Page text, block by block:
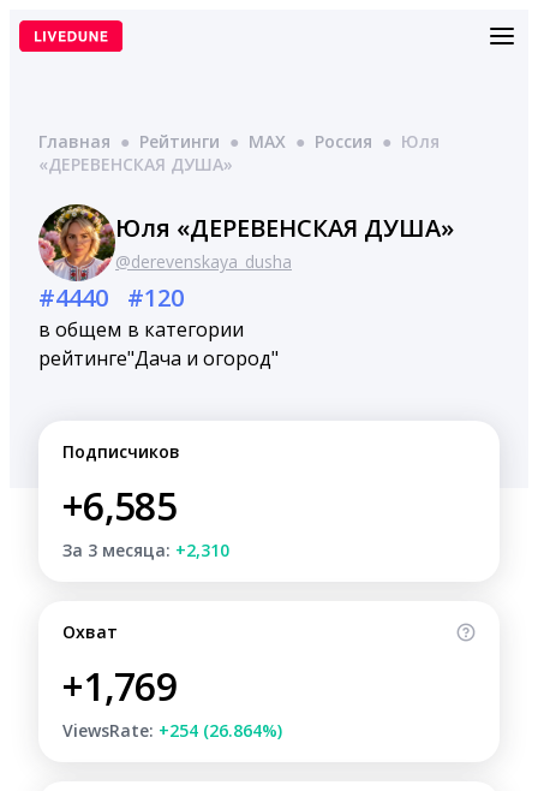
Перейти
Главная ● Рейтинги ● MAX ● Россия ● Юля
«ДЕРЕВЕНСКАЯ ДУША»
Юля «ДЕРЕВЕНСКАЯ ДУША»
@derevenskaya_dusha
#4440
в общем
рейтинге
#120
в категории
"Дача и огород"
Подписчиков
+6,585
За 3 месяца: +2,310
Охват
+1,769
ViewsRate: +254 (26.864%)